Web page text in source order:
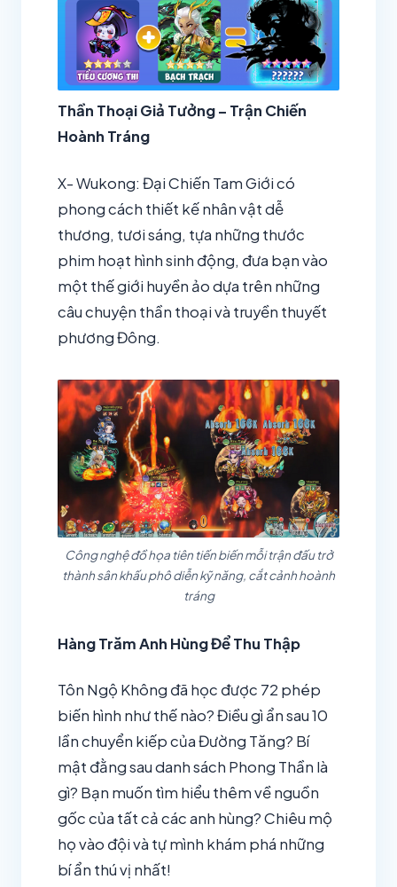
Thần Thoại Giả Tưởng – Trận Chiến
Hoành Tráng
X- Wukong: Đại Chiến Tam Giới có
phong cách thiết kế nhân vật dễ
thương, tươi sáng, tựa những thước
phim hoạt hình sinh động, đưa bạn vào
một thế giới huyền ảo dựa trên những
câu chuyện thần thoại và truyền thuyết
phương Đông.
Công nghệ đồ họa tiên tiến biến mỗi trận đấu trở
thành sân khấu phô diễn kỹ năng, cắt cảnh hoành
tráng
Hàng Trăm Anh Hùng Để Thu Thập
Tôn Ngộ Không đã học được 72 phép
biến hình như thế nào? Điều gì ẩn sau 10
lần chuyển kiếp của Đường Tăng? Bí
mật đằng sau danh sách Phong Thần là
gì? Bạn muốn tìm hiểu thêm về nguồn
gốc của tất cả các anh hùng? Chiêu mộ
họ vào đội và tự mình khám phá những
bí ẩn thú vị nhất!